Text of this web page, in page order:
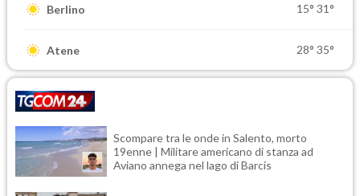
Berlino 15° 31°
Atene 28° 35°
Scompare tra le onde in Salento, morto
19enne | Militare americano di stanza ad
Aviano annega nel lago di Barcis